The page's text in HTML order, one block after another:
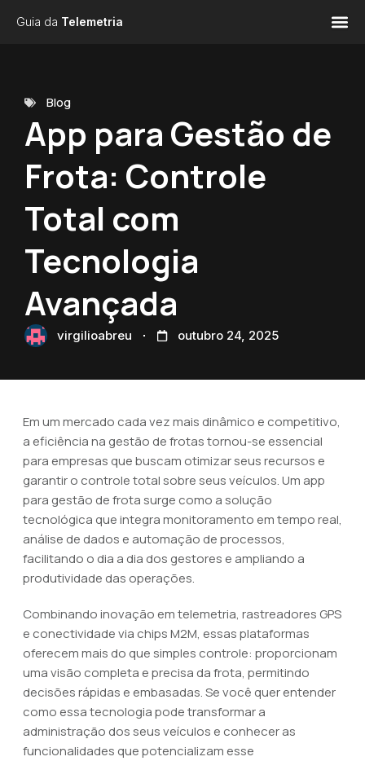
Guia da Telemetria
Blog
App para Gestão de
Frota: Controle
Total com
Tecnologia
Avançada
virgilioabreu outubro 24, 2025
Em um mercado cada vez mais dinâmico e competitivo,
a eficiência na gestão de frotas tornou-se essencial
para empresas que buscam otimizar seus recursos e
garantir o controle total sobre seus veículos. Um app
para gestão de frota surge como a solução
tecnológica que integra monitoramento em tempo real,
análise de dados e automação de processos,
facilitando o dia a dia dos gestores e ampliando a
produtividade das operações.
Combinando inovação em telemetria, rastreadores GPS
e conectividade via chips M2M, essas plataformas
oferecem mais do que simples controle: proporcionam
uma visão completa e precisa da frota, permitindo
decisões rápidas e embasadas. Se você quer entender
como essa tecnologia pode transformar a
administração dos seus veículos e conhecer as
funcionalidades que potencializam esse